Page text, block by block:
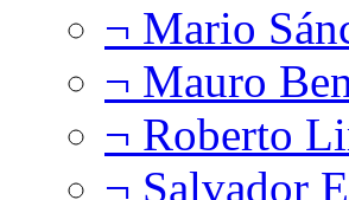
¬ Mario
¬ Mauro
¬ Roberto
¬ Salvador